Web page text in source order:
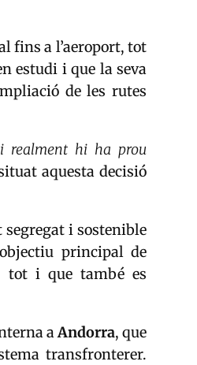
fins a l’aeroport, tot
estudi i que la seva
de les rutes
realment hi ha prou
aquesta decisió
i sostenible
principal de
tot i que també es
aAndorra, que
transfronterer.